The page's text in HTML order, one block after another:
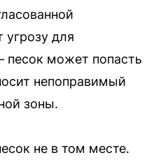
угрозу для
песок может попасть
непоправимый
зоны.
не в том месте.